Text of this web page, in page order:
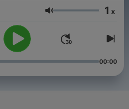
nuances. Em cada episódio,
a olhar para além do óbvio e a
pelas diversas dimensões
Volume 1 x
00:00